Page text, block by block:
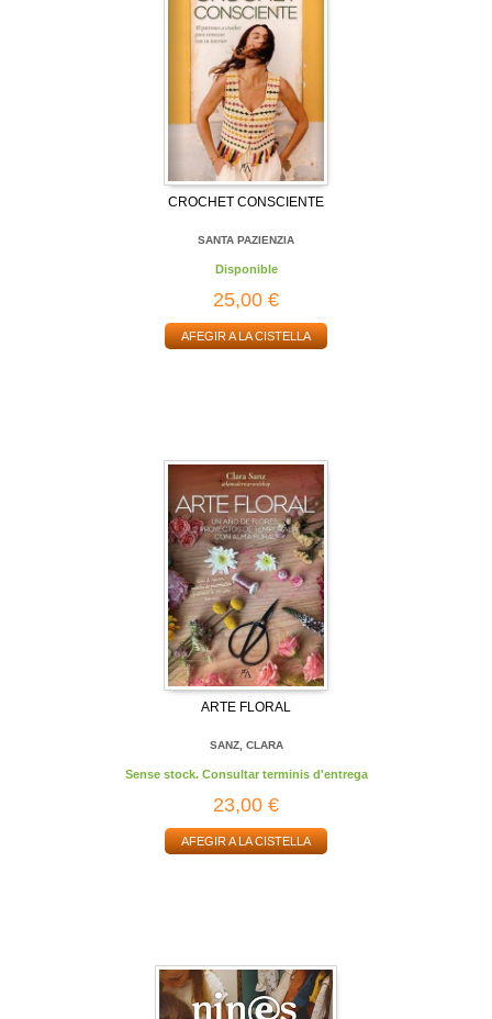
CROCHET CONSCIENTE
SANTA PAZIENZIA
Disponible
25,00 €
AFEGIR A LA CISTELLA
ARTE FLORAL
SANZ, CLARA
Sense stock. Consultar terminis d'entrega
23,00 €
AFEGIR A LA CISTELLA